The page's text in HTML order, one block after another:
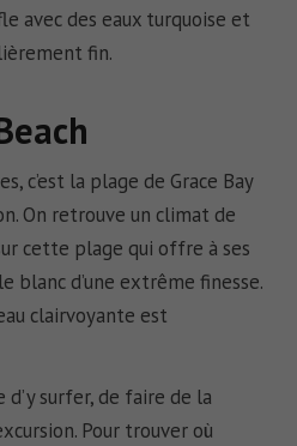
avec des eaux turquoise et
fin.
c’est la plage de Grace Bay
On retrouve un climat de
cette plage qui offre à ses
blanc d’une extrême finesse.
clairvoyante est
surfer, de faire de la
Pour trouver où